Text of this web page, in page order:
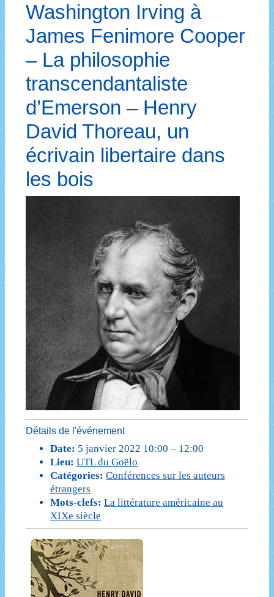
Washington Irving à
James Fenimore Cooper
– La philosophie
transcendantaliste
d’Emerson – Henry
David Thoreau, un
écrivain libertaire dans
les bois
Détails de l'événement
Date: 5 janvier 2022 10:00 – 12:00
Lieu: UTL du Goëlo
Catégories: Conférences sur les auteurs
étrangers
Mots-clefs: La littérature américaine au
XIXe siècle